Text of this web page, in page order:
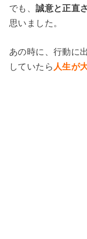
でも、誠意と正直
思いました。
あの時に、行動に
していたら 人生が